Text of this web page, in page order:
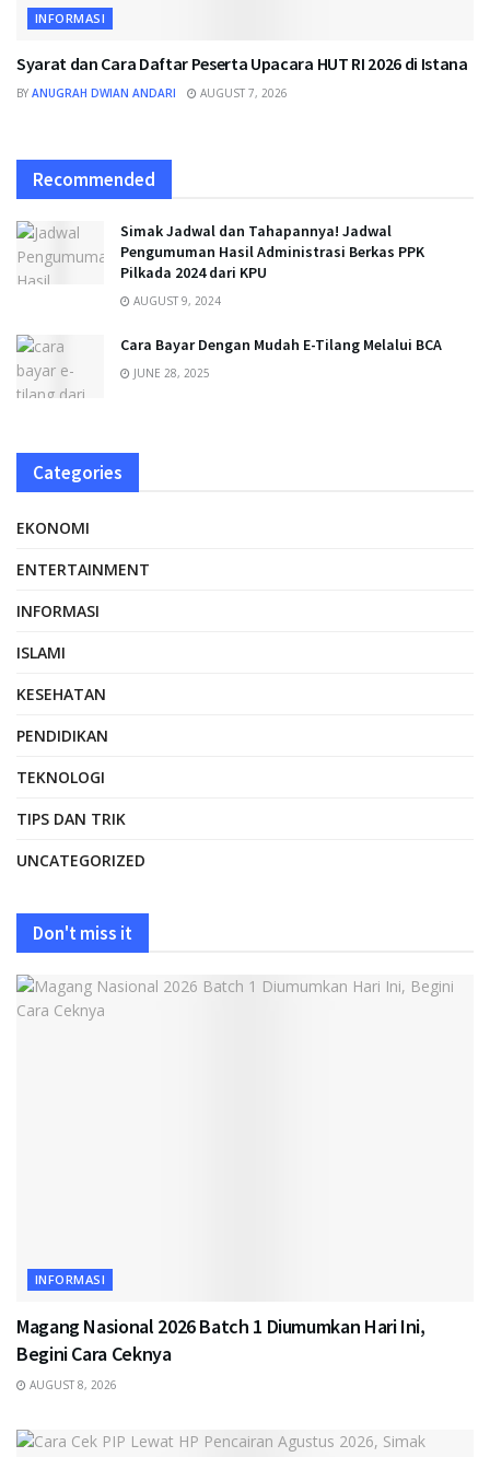
INFORMASI
Syarat dan Cara Daftar Peserta Upacara HUT RI 2026 di Istana
BY ANUGRAH DWIAN ANDARI AUGUST 7, 2026
Recommended
Simak Jadwal dan Tahapannya! Jadwal
Pengumuman Hasil Administrasi Berkas PPK
Pilkada 2024 dari KPU
AUGUST 9, 2024
Cara Bayar Dengan Mudah E-Tilang Melalui BCA
JUNE 28, 2025
Categories
EKONOMI
ENTERTAINMENT
INFORMASI
ISLAMI
KESEHATAN
PENDIDIKAN
TEKNOLOGI
TIPS DAN TRIK
UNCATEGORIZED
Don't miss it
INFORMASI
Magang Nasional 2026 Batch 1 Diumumkan Hari Ini,
Begini Cara Ceknya
AUGUST 8, 2026